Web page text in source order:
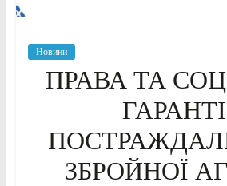
Новини
ПРАВА ТА
ЗБРОЙНОЇ